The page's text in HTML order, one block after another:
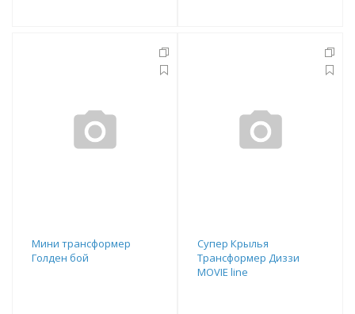
Мини трансформер
Голден бой
Супер Крылья
Трансформер Диззи
MOVIE line